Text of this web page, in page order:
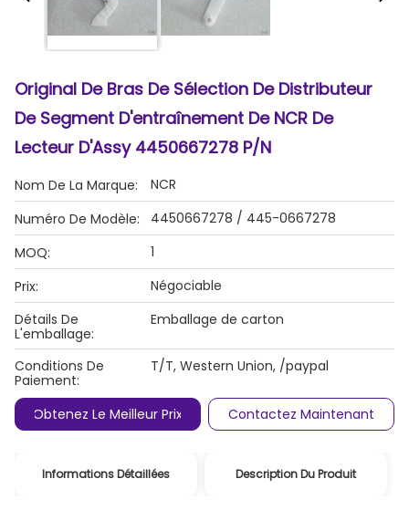
Original De Bras De Sélection De Distributeur
De Segment D'entraînement De NCR De
Lecteur D'Assy 4450667278 P/N
Nom De La Marque:
NCR
Numéro De Modèle:
4450667278 / 445-0667278
MOQ:
1
Prix:
Négociable
Détails De
L'emballage:
Emballage de carton
Conditions De
Paiement:
T/T, Western Union, /paypal
Obtenez Le Meilleur Prix Contactez Maintenant
Informations Détaillées Description Du Produit